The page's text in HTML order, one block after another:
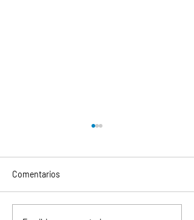
Comentarios